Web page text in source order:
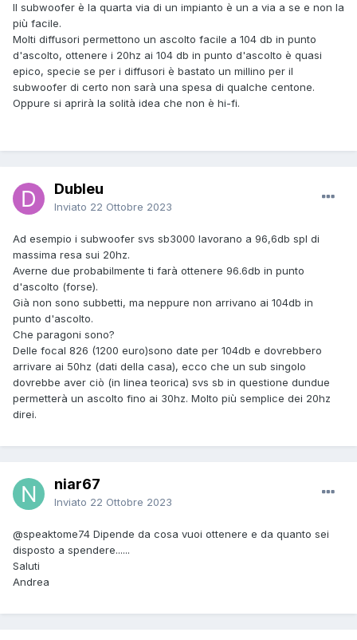
Il subwoofer è la quarta via di un impianto è un a via a se e non la
più facile.
Molti diffusori permettono un ascolto facile a 104 db in punto
d'ascolto, ottenere i 20hz ai 104 db in punto d'ascolto è quasi
epico, specie se per i diffusori è bastato un millino per il
subwoofer di certo non sarà una spesa di qualche centone.
Oppure si aprirà la solità idea che non è hi-fi.
Dubleu
Inviato 22 Ottobre 2023
Ad esempio i subwoofer svs sb3000 lavorano a 96,6db spl di
massima resa sui 20hz.
Averne due probabilmente ti farà ottenere 96.6db in punto
d'ascolto (forse).
Già non sono subbetti, ma neppure non arrivano ai 104db in
punto d'ascolto.
Che paragoni sono?
Delle focal 826 (1200 euro)sono date per 104db e dovrebbero
arrivare ai 50hz (dati della casa), ecco che un sub singolo
dovrebbe aver ciò (in linea teorica) svs sb in questione dundue
permetterà un ascolto fino ai 30hz. Molto più semplice dei 20hz
direi.
niar67
Inviato 22 Ottobre 2023
@speaktome74 Dipende da cosa vuoi ottenere e da quanto sei
disposto a spendere......
Saluti
Andrea